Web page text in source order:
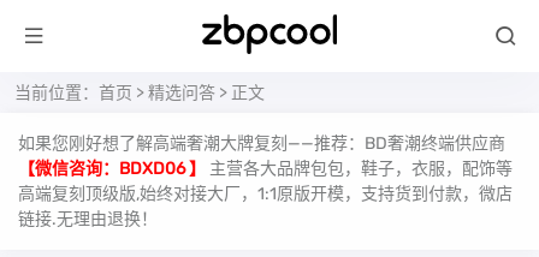
当前位置： 首页 >精选问答 > 正文
如果您刚好想了解高端奢潮大牌复刻——推荐：BD奢潮终端供应商
【微信咨询：BDXD06 】
主营各大品牌包包，鞋子，衣服，配饰等
高端复刻顶级版,始终对接大厂，1:1原版开模，支持货到付款，微店
链接.无理由退换！